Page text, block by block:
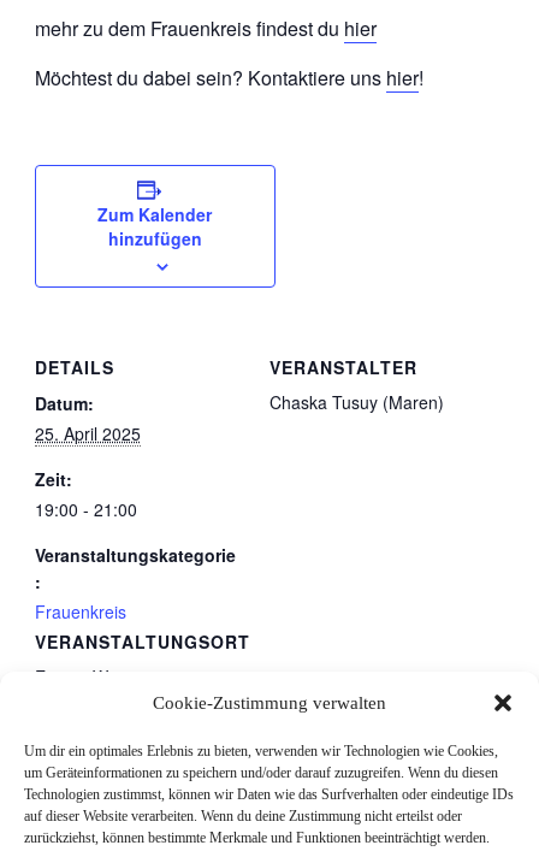
Cookie-Zustimmung verwalten
Um dir ein optimales Erlebnis zu bieten, verwenden wir Technologien wie Cookies,
um Geräteinformationen zu speichern und/oder darauf zuzugreifen. Wenn du diesen
Technologien zustimmst, können wir Daten wie das Surfverhalten oder eindeutige IDs
auf dieser Website verarbeiten. Wenn du deine Zustimmung nicht erteilst oder
zurückziehst, können bestimmte Merkmale und Funktionen beeinträchtigt werden.
mehr zu dem Frauenkreis findest du hier
Möchtest du dabei sein? Kontaktiere uns hier!
Zum Kalender
hinzufügen
DETAILS
Datum:
25. April 2025
Zeit:
19:00 - 21:00
Veranstaltungskategorie
:
Frauenkreis
VERANSTALTUNGSORT
Eigene Wege
gestratz
88167 Deutschland
Google Karte anzeigen
Telefon
015737826140
VERANSTALTER
Chaska Tusuy (Maren)